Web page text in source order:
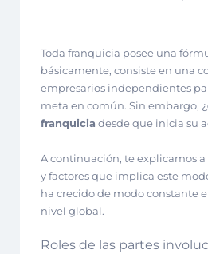
Toda franquicia posee una
básicamente, consiste en una
empresarios independientes
meta en común. Sin embargo, ¿
franquicia desde que inicia su
A continuación, te explicamos a
y factores que implica este
ha crecido de modo constante
nivel global.
Roles de las partes